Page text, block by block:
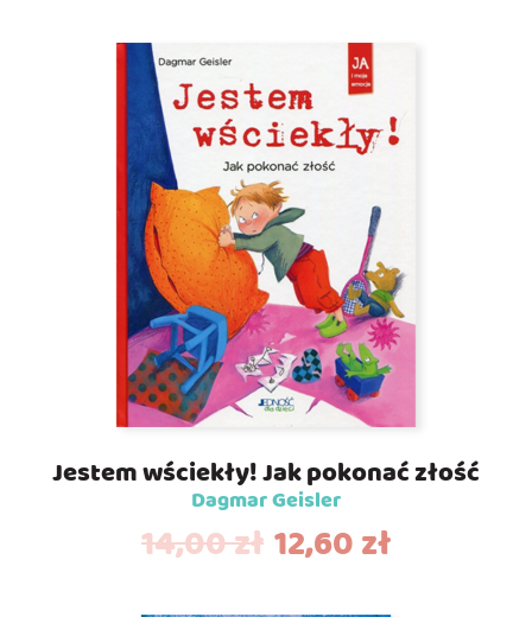
Jestem wściekły! Jak pokonać złość
Dagmar Geisler
14,00zł 12,60zł